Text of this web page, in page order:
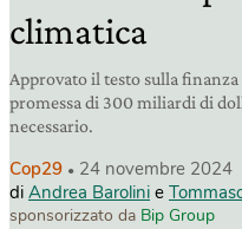
climatica
Approvato il testo sulla
promessa di 300 miliardi di
necessario.
Cop29
24 novembre 2024
di Andrea Barolini e
sponsorizzato da Bip Group